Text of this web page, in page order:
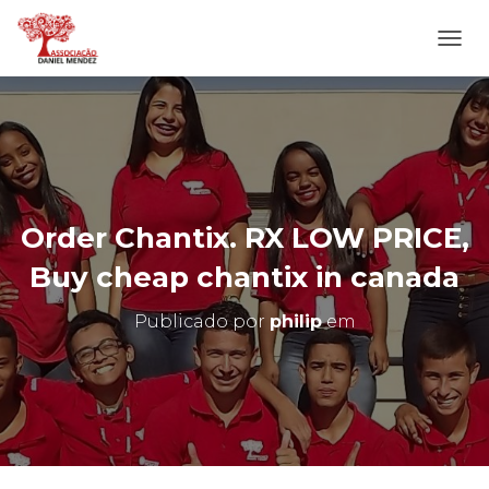
L
T
E
R
N
A
N
A
E
G
O
Order Chantix. RX LOW PRICE,
Buy cheap chantix in canada
Publicado por philipem